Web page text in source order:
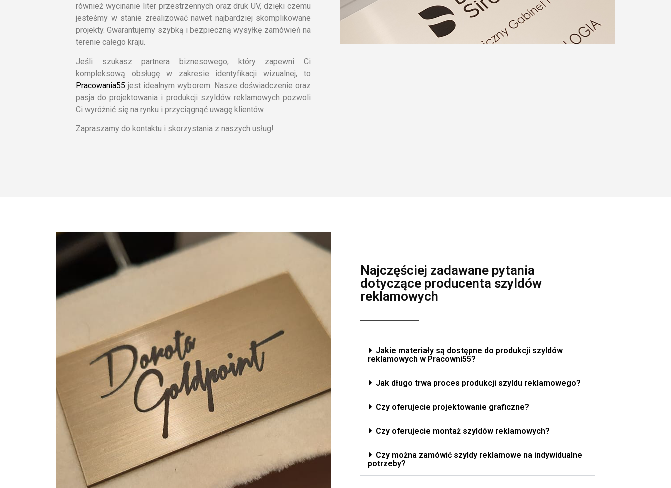
również wycinanie liter przestrzennych oraz druk UV, dzięki czemu
jesteśmy w stanie zrealizować nawet najbardziej skomplikowane
projekty. Gwarantujemy szybką i bezpieczną wysyłkę zamówień na
terenie całego kraju.
Jeśli szukasz partnera biznesowego, który zapewni Ci
kompleksową obsługę w zakresie identyfikacji wizualnej, to
Pracowania55 jest idealnym wyborem. Nasze doświadczenie oraz
pasja do projektowania i produkcji szyldów reklamowych pozwoli
Ci wyróżnić się na rynku i przyciągnąć uwagę klientów.
Zapraszamy do kontaktu i skorzystania z naszych usług!
Najczęściej zadawane pytania
dotyczące producenta szyldów
reklamowych
Jakie materiały są dostępne do produkcji szyldów
reklamowych w Pracowni55?
Jak długo trwa proces produkcji szyldu reklamowego?
Czy oferujecie projektowanie graficzne?
Czy oferujecie montaż szyldów reklamowych?
Czy można zamówić szyldy reklamowe na indywidualne
potrzeby?